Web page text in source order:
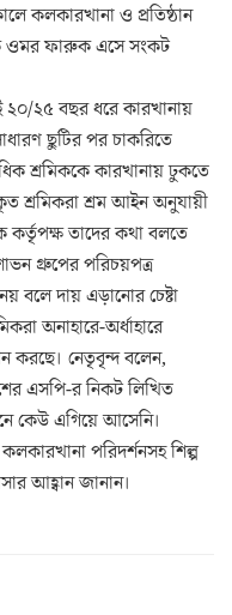
কলকারখানা ও প্রতিষ্ঠান
ওমর ফারুক এসে সংকট
২০/২৫ বছর ধরে কারখানায়
ছুটির পর চাকরিতে
শ্রমিককে কারখানায় ঢুকতে
শ্রমিকরা শ্রম আইন অনুযায়ী
কর্তৃপক্ষ তাদের কথা বলতে
গ্রুপের পরিচয়পত্র
বলে দায় এড়ানোর চেষ্টা
অনাহারে-অর্ধাহারে
করছে। নেতৃবৃন্দ বলেন,
এসপি-র নিকট লিখিত
কেউ এগিয়ে আসেনি।
পরিদর্শনসহ শিল্প
আহ্বান জানান।